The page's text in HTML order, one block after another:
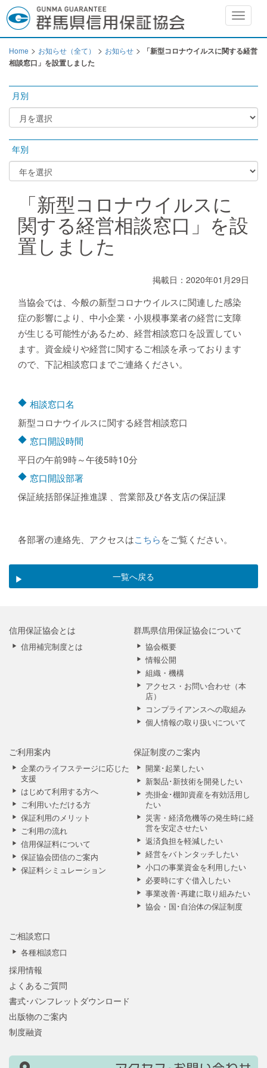
Toggle
Home > お知らせ（全て） > お知らせ >
「新型コロナウイルスに関する経営
相談窓口」を設置しました
月別
年別
「新型コロナウイルスに
関する経営相談窓口」を設
置しました
掲載日：2020年01月29日
当協会では、今般の新型コロナウイルスに関連した感染
症の影響により、中小企業・小規模事業者の経営に支障
が生じる可能性があるため、経営相談窓口を設置してい
ます。資金繰りや経営に関するご相談を承っております
ので、下記相談窓口までご連絡ください。
相談窓口名
新型コロナウイルスに関する経営相談窓口
窓口開設時間
平日の午前9時～午後5時10分
窓口開設部署
保証統括部保証推進課 、営業部及び各支店の保証課
各部署の連絡先、アクセスはこちらをご覧ください。
一覧へ戻る
信用保証協会とは
信用補完制度とは
群馬県信用保証協会について
協会概要
情報公開
組織・機構
アクセス・お問い合わせ（本
店）
コンプライアンスへの取組み
個人情報の取り扱いについて
ご利用案内
企業のライフステージに応じた
支援
はじめて利用する方へ
ご利用いただける方
保証利用のメリット
ご利用の流れ
信用保証料について
保証協会団信のご案内
保証料シミュレーション
保証制度のご案内
開業･起業したい
新製品･新技術を開発したい
売掛金･棚卸資産を有効活用し
たい
災害・経済危機等の発生時に経
営を安定させたい
返済負担を軽減したい
経営をバトンタッチしたい
小口の事業資金を利用したい
必要時にすぐ借入したい
事業改善･再建に取り組みたい
協会・国･自治体の保証制度
ご相談窓口
各種相談窓口
採用情報
よくあるご質問
書式･パンフレットダウンロード
出版物のご案内
制度融資